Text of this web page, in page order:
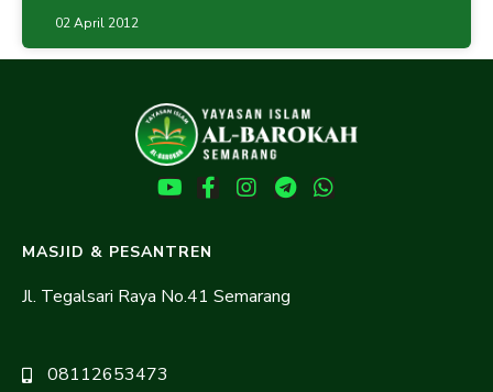
02 April 2012
MASJID & PESANTREN
Jl. Tegalsari Raya No.41 Semarang
08112653473